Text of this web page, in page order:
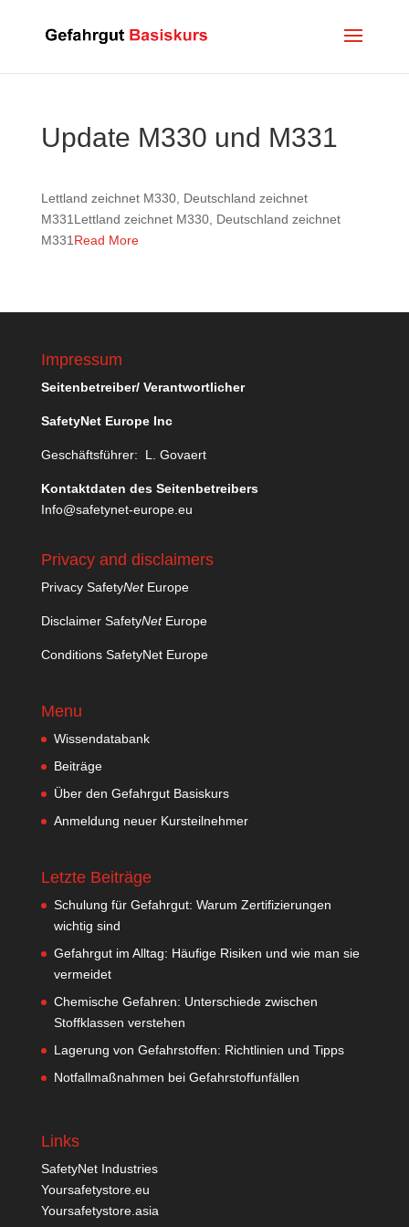
Update M330 und M331
Lettland zeichnet M330, Deutschland zeichnet
M331Lettland zeichnet M330, Deutschland zeichnet
M331 Read More
Impressum
Seitenbetreiber/ Verantwortlicher
SafetyNet Europe Inc
Geschäftsführer: L. Govaert
Kontaktdaten des Seitenbetreibers
Info@safetynet-europe.eu
Privacy and disclaimers
Privacy SafetyNetEurope
Disclaimer SafetyNetEurope
Conditions SafetyNet Europe
Menu
Wissendatabank
Beiträge
Über den Gefahrgut Basiskurs
Anmeldung neuer Kursteilnehmer
Letzte Beiträge
Schulung für Gefahrgut: Warum Zertifizierungen
wichtig sind
Gefahrgut im Alltag: Häufige Risiken und wie man sie
vermeidet
Chemische Gefahren: Unterschiede zwischen
Stoffklassen verstehen
Lagerung von Gefahrstoffen: Richtlinien und Tipps
Notfallmaßnahmen bei Gefahrstoffunfällen
Links
SafetyNet Industries
Yoursafetystore.eu
Yoursafetystore.asia